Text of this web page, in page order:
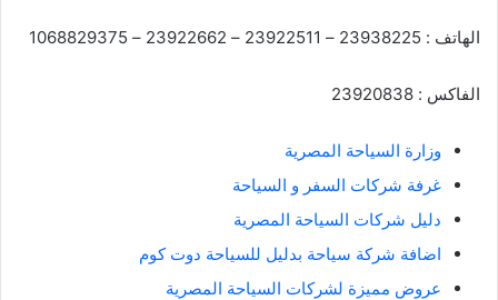
الهاتف : 23938225 – 23922511 – 23922662 – 1068829375
الفاكس : 23920838
وزارة السياحة المصرية
غرفة شركات السفر و السياحة
دليل شركات السياحة المصرية
اضافة شركة سياحة بدليل للسياحة دوت كوم
عروض مميزة لشركات السياحة المصرية